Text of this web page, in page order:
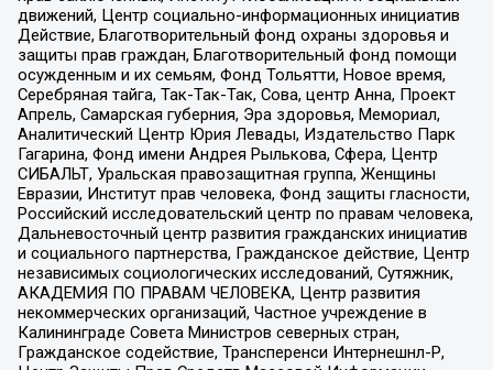
движений, Центр социально-информационных инициатив
Действие, Благотворительный фонд охраны здоровья и
защиты прав граждан, Благотворительный фонд помощи
осужденным и их семьям, Фонд Тольятти, Новое время,
Серебряная тайга, Так-Так-Так, Сова, центр Анна, Проект
Апрель, Самарская губерния, Эра здоровья, Мемориал,
Аналитический Центр Юрия Левады, Издательство Парк
Гагарина, Фонд имени Андрея Рылькова, Сфера, Центр
СИБАЛЬТ, Уральская правозащитная группа, Женщины
Евразии, Институт прав человека, Фонд защиты гласности,
Российский исследовательский центр по правам человека,
Дальневосточный центр развития гражданских инициатив
и социального партнерства, Гражданское действие, Центр
независимых социологических исследований, Сутяжник,
АКАДЕМИЯ ПО ПРАВАМ ЧЕЛОВЕКА, Центр развития
некоммерческих организаций, Частное учреждение в
Калининграде Совета Министров северных стран,
Гражданское содействие, Трансперенси Интернешнл-Р,